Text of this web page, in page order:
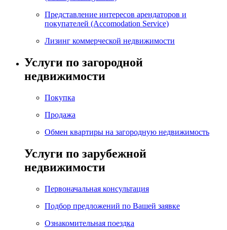
Представление интересов арендаторов и
покупателей (Accomodation Service)
Лизинг коммерческой недвижимости
Услуги по загородной
недвижимости
Покупка
Продажа
Обмен квартиры на загородную недвижимость
Услуги по зарубежной
недвижимости
Первоначальная консультация
Подбор предложений по Вашей заявке
Ознакомительная поездка